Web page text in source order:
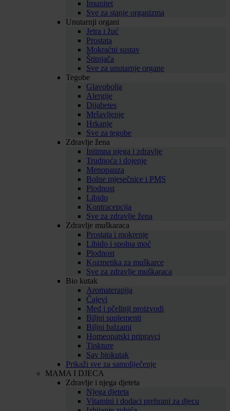
Imunitet
Sve za stanje organizma
Unutarnji organi
Jetra i žuć
Prostata
Mokraćni sustav
Štitnjača
Sve za unutarnje organe
Tegobe
Glavobolja
Alergije
Dijabetes
Mršavljenje
Hrkanje
Sve za tegobe
Zdravlje žena
Intimna njega i zdravlje
Trudnoća i dojenje
Menopauza
Bolne mjesečnice i PMS
Plodnost
Libido
Kontracepcija
Sve za zdravlje žena
Zdravlje muškaraca
Prostata i mokrenje
Libido i spolna moć
Plodnost
Kozmetika za muškarce
Sve za zdravlje muškaraca
Bio kutak
Aromaterapija
Čajevi
Med i pčelinji proizvodi
Biljni suplementi
Biljni balzami
Homeopatski pripravci
Tinkture
Sav biokutak
Prikaži sve za samoliječenje
MAMA I DJECA
Zdravlje i njega djeteta
Njega djeteta
Vitamini i dodaci prehrani za djecu